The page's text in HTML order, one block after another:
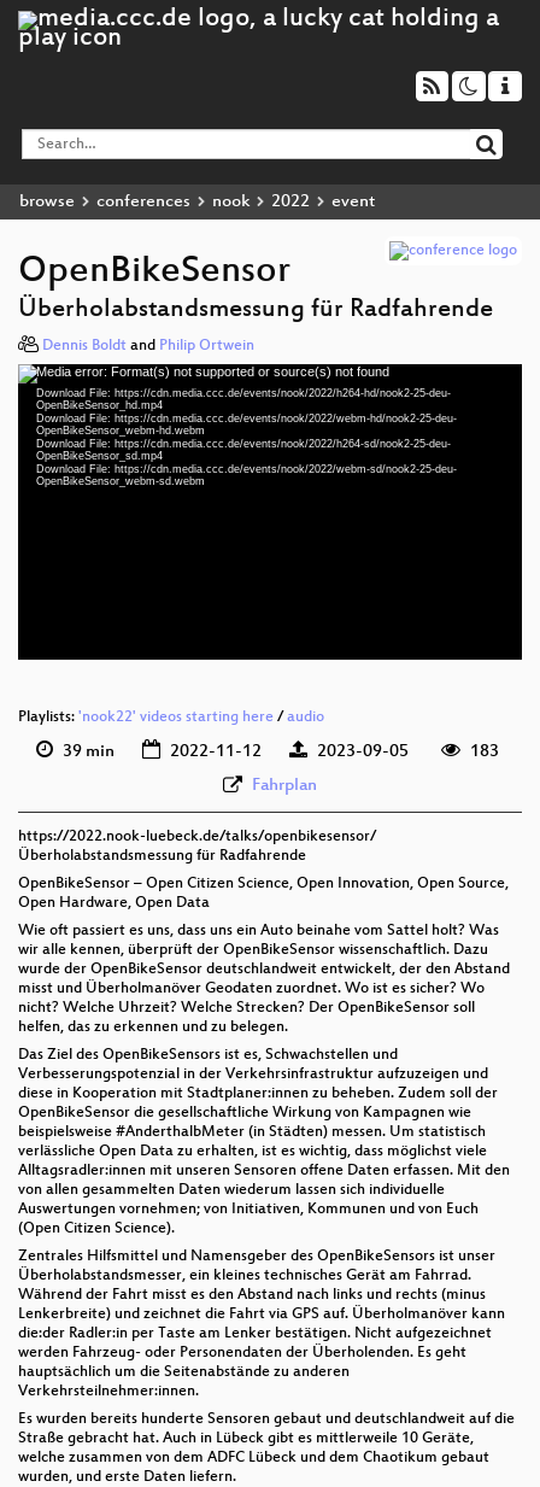
browse conferences nook 2022 event
OpenBikeSensor
Überholabstandsmessung für Radfahrende
Dennis Boldt and Philip Ortwein
Video
Player
Media error: Format(s) not supported or source(s) not found
Download File: https://cdn.media.ccc.de/events/nook/2022/h264-hd/nook2-25-deu-
OpenBikeSensor_hd.mp4
Download File: https://cdn.media.ccc.de/events/nook/2022/webm-hd/nook2-25-deu-
OpenBikeSensor_webm-hd.webm
Download File: https://cdn.media.ccc.de/events/nook/2022/h264-sd/nook2-25-deu-
OpenBikeSensor_sd.mp4
Download File: https://cdn.media.ccc.de/events/nook/2022/webm-sd/nook2-25-deu-
OpenBikeSensor_webm-sd.webm
Playlists: 'nook22' videos starting here /audio
39 min 2022-11-12 2023-09-05
183
Fahrplan
https://2022.nook-luebeck.de/talks/openbikesensor/
Überholabstandsmessung für Radfahrende
OpenBikeSensor – Open Citizen Science, Open Innovation, Open Source,
Open Hardware, Open Data
Wie oft passiert es uns, dass uns ein Auto beinahe vom Sattel holt? Was
wir alle kennen, überprüft der OpenBikeSensor wissenschaftlich. Dazu
wurde der OpenBikeSensor deutschlandweit entwickelt, der den Abstand
misst und Überholmanöver Geodaten zuordnet. Wo ist es sicher? Wo
nicht? Welche Uhrzeit? Welche Strecken? Der OpenBikeSensor soll
helfen, das zu erkennen und zu belegen.
Das Ziel des OpenBikeSensors ist es, Schwachstellen und
Verbesserungspotenzial in der Verkehrsinfrastruktur aufzuzeigen und
diese in Kooperation mit Stadtplaner:innen zu beheben. Zudem soll der
OpenBikeSensor die gesellschaftliche Wirkung von Kampagnen wie
beispielsweise #AnderthalbMeter (in Städten) messen. Um statistisch
verlässliche Open Data zu erhalten, ist es wichtig, dass möglichst viele
Alltagsradler:innen mit unseren Sensoren offene Daten erfassen. Mit den
von allen gesammelten Daten wiederum lassen sich individuelle
Auswertungen vornehmen; von Initiativen, Kommunen und von Euch
(Open Citizen Science).
Zentrales Hilfsmittel und Namensgeber des OpenBikeSensors ist unser
Überholabstandsmesser, ein kleines technisches Gerät am Fahrrad.
Während der Fahrt misst es den Abstand nach links und rechts (minus
Lenkerbreite) und zeichnet die Fahrt via GPS auf. Überholmanöver kann
die:der Radler:in per Taste am Lenker bestätigen. Nicht aufgezeichnet
werden Fahrzeug- oder Personendaten der Überholenden. Es geht
hauptsächlich um die Seitenabstände zu anderen
Verkehrsteilnehmer:innen.
Es wurden bereits hunderte Sensoren gebaut und deutschlandweit auf die
Straße gebracht hat. Auch in Lübeck gibt es mittlerweile 10 Geräte,
welche zusammen von dem ADFC Lübeck und dem Chaotikum gebaut
wurden, und erste Daten liefern.